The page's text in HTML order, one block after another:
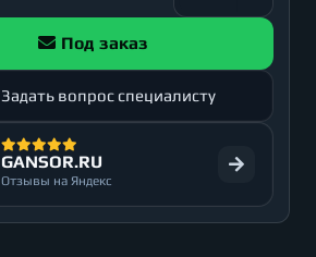
Под заказ
Задать вопрос специалисту
GANSOR.RU
Отзывы на Яндекс